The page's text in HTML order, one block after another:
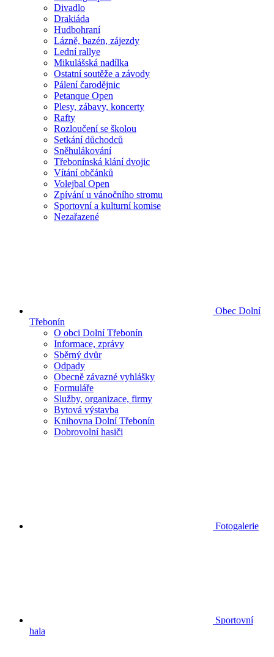
Divadlo
Drakiáda
Hudbohraní
Lázně, bazén, zájezdy
Lední rallye
Mikulášská nadílka
Ostatní soutěže a závody
Pálení čarodějnic
Petanque Open
Plesy, zábavy, koncerty
Rafty
Rozloučení se školou
Setkání důchodců
Sněhulákování
Třebonínská klání dvojic
Vítání občánků
Volejbal Open
Zpívání u vánočního stromu
Sportovní a kulturní komise
Nezařazené
Obec Dolní
Třebonín
O obci Dolní Třebonín
Informace, zprávy
Sběrný dvůr
Odpady
Obecně závazné vyhlášky
Formuláře
Služby, organizace, firmy
Bytová výstavba
Knihovna Dolní Třebonín
Dobrovolní hasiči
Fotogalerie
Sportovní
hala